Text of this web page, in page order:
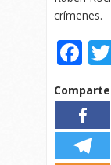
crímenes.